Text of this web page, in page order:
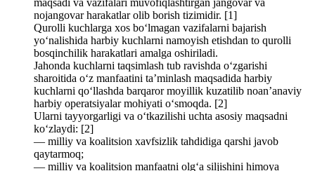
nojangovar harakatlar olib borish tizimidir. [1]
Qurolli kuchlarga xos bo‘lmagan vazifalarni bajarish
yo‘nalishida harbiy kuchlarni namoyish etishdan to qurolli
bosqinchilik harakatlari amalga oshiriladi.
Jahonda kuchlarni taqsimlash tub ravishda o‘zgarishi
sharoitida o‘z manfaatini ta’minlash maqsadida harbiy
kuchlarni qo‘llashda barqaror moyillik kuzatilib noan’anaviy
harbiy operatsiyalar mohiyati o‘smoqda. [2]
Ularni tayyorgarligi va o‘tkazilishi uchta asosiy maqsadni
ko‘zlaydi: [2]
— milliy va koalitsion xavfsizlik tahdidiga qarshi javob
qaytarmoq;
— milliy va koalitsion manfaatni olg‘a siljishini himoya